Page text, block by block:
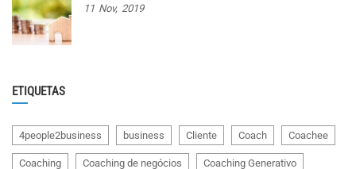
11 Nov, 2019
ETIQUETAS
4people2business business Cliente Coach Coachee
Coaching Coaching de negócios Coaching Generativo